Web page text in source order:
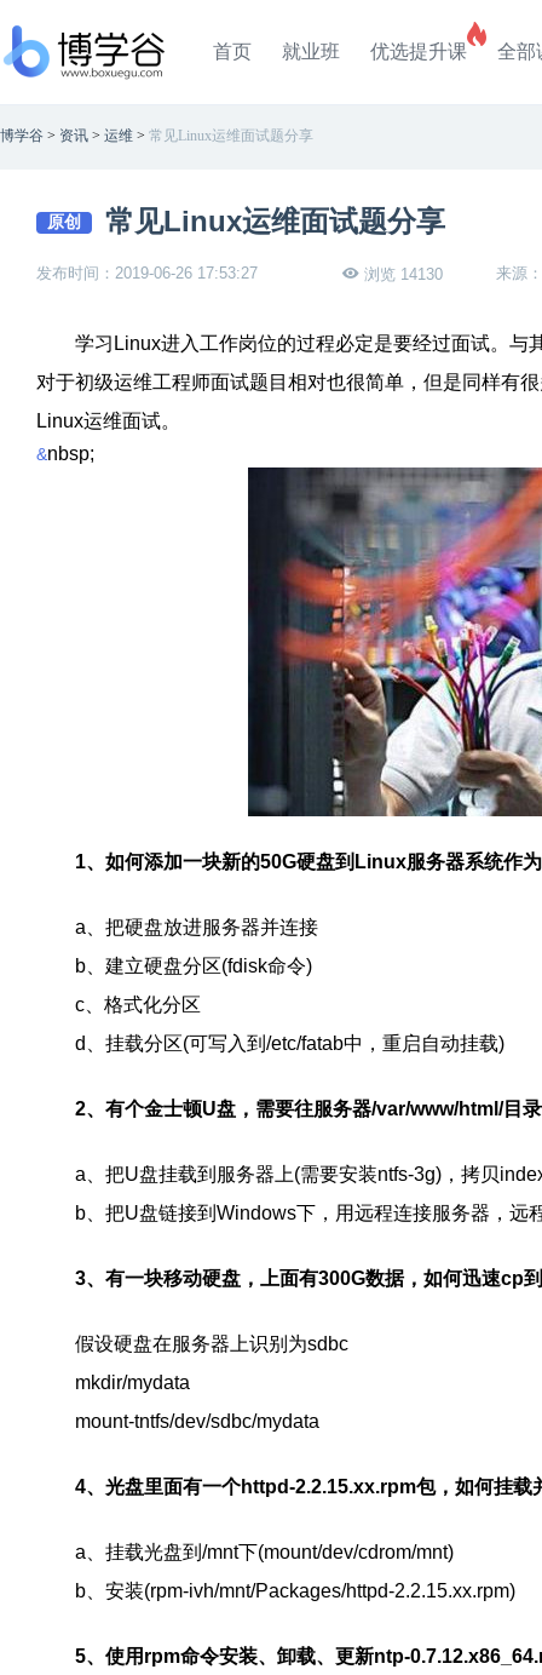
首页 就业班 优选提升课 全部
博学谷 > 资讯 > 运维 > 常见Linux运维面试题分享
原创 常见Linux运维面试题分享
发布时间：2019-06-26 17:53:27 浏览 14130 来源
学习 Linux进入工作岗位的过程必定是要经过面试。与
对于初级运维工程师面试题目相对也很简单，但是同样有
Linux运维面试。
&nbsp;
1、如何添加一块新的50G硬盘到 Linux服务器系统作
a 、把硬盘放进服务器并连接
b 、建立硬盘分区(fdisk命令)
c 、格式化分区
d
、挂载分区(可写入到 /etc/fatab中，重启自动挂载)
2、有个金士顿U盘，需要往服务器/var/www/html/目
a 、把U盘挂载到服务器上(需要安装ntfs-3g) ，拷贝
b 、把U盘链接到 Windows下，用远程连接服务器，远
3、有一块移动硬盘，上面有300G数据，如何迅速cp到
假设硬盘在服务器上识别为sdbc
mkdir/mydata
mount-tntfs/dev/sdbc/mydata
4、光盘里面有一个httpd-2.2.15.xx.rpm包，如何挂载
a 、挂载光盘到 /mnt下(mount/dev/cdrom/mnt)
b 、安装(rpm-ivh/mnt/Packages/httpd-2.2.15.xx.rpm)
5、使用 rpm命令安装、卸载、更新ntp-